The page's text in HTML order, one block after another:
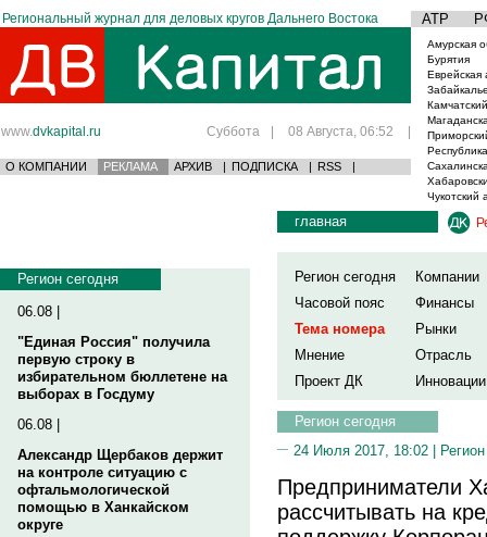
Региональный журнал для деловых кругов Дальнего Востока АТР
www.dvkapital.ru Суббота | 08 Августа, 06:52 |
О КОМПАНИИ РЕКЛАМА АРХИВ | ПОДПИСКА | RSS |
Амурская
Бурятия
Еврейская
Чукотский
Регион сегодня
06.08 |
"Единая Россия" получила
первую строку в
избирательном бюллетене на
выборах в Госдуму
06.08 |
Александр Щербаков держит
на контроле ситуацию с
офтальмологической
помощью в Ханкайском
округе
главная
Регион сегодня
Компании
Часовой пояс
Финансы
Тема номера
Рынки
Мнение
Отрасль
Проект ДК
Инновации
Регион сегодня
24 Июля 2017, 18:02 |
Предприниматели
рассчитывать на